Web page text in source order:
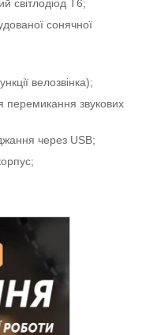
світлодіод T6;
сонячної
велозвінка);
перемикання звукових
через USB;